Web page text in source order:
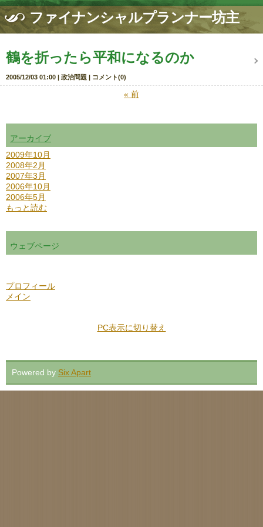
ファイナンシャルプランナー坊主
鶴を折ったら平和になるのか
2005/12/03 01:00 政治問題 コメント(0)
« 前
アーカイブ
2009年10月
2008年2月
2007年3月
2006年10月
2006年5月
もっと読む
ウェブページ
プロフィール
メイン
PC表示に切り替え
Powered by Six Apart